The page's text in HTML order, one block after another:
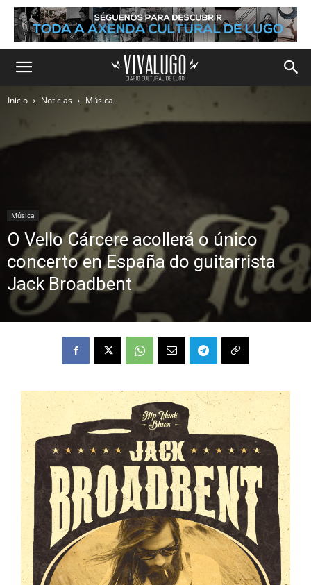
Inicio Noticias Música
Música
O Vello Cárcere acollerá o único
concerto en España do guitarrista
Jack Broadbent